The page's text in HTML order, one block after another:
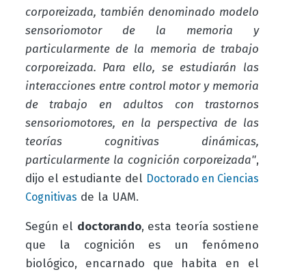
corporeizada, también denominado modelo
sensoriomotor de la memoria y
particularmente de la memoria de trabajo
corporeizada. Para ello, se estudiarán las
interacciones entre control motor y memoria
de trabajo en adultos con trastornos
sensoriomotores, en la perspectiva de las
teorías cognitivas dinámicas,
particularmente la cognición corporeizada",
dijo el estudiante del Doctorado en Ciencias
Cognitivas de la UAM.
Según el doctorando, esta teoría sostiene
que la cognición es un fenómeno
biológico, encarnado que habita en el